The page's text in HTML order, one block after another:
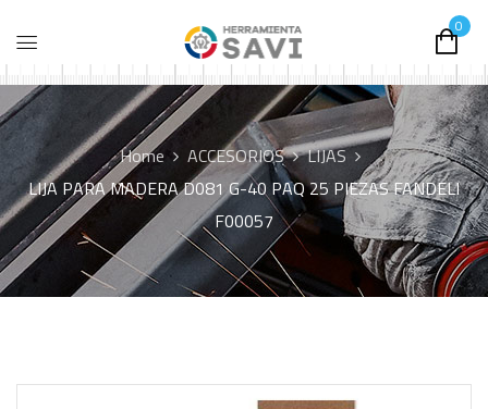
0
Home ACCESORIOS
LIJAS
LIJA PARA MADERA D081 G-40 PAQ 25 PIEZAS FANDELI
F00057